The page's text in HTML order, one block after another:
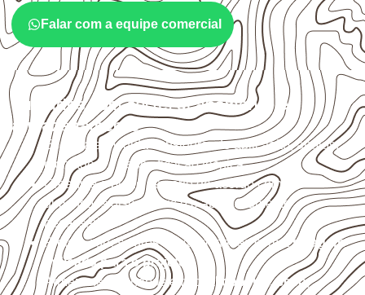
Falar com a equipe comercial
Cuidados com corte, acabamento e
armazenamento
Escolha a medida considerando aplicação, apoios,
montagem e especificação técnica.
Organize o plano de corte de acordo com as
dimensões disponíveis e o aproveitamento
necessário.
Proteja cortes, furos e extremidades com aselagem
indicada para o projeto
Armazene as chapas em local coberto, seco,